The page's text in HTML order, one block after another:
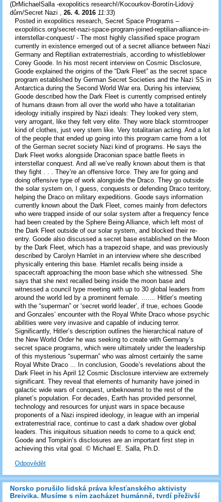
(DrMichaelSalla -exopolitics research!/Kocourkov-Borotín-Lidový
dům/Secret Nazi , 26. 4. 2016 11:33)
Posted in exopolitics research, Secret Space Programs –
exopolitics.org/secret-nazi-space-program-joined-reptilian-alliance-in-
interstellar-conquest/ - The most highly classified space program
currently in existence emerged out of a secret alliance between Nazi
Germany and Reptilian extraterrestrials, according to whistleblower
Corey Goode. In his most recent interview on Cosmic Disclosure,
Goode explained the origins of the “Dark Fleet” as the secret space
program established by German Secret Societies and the Nazi SS in
Antarctica during the Second World War era. During his interview,
Goode described how the Dark Fleet is currently comprised entirely
of humans drawn from all over the world who have a totalitarian
ideology initially inspired by Nazi ideals: They looked very stern,
very arrogant, like they felt very elite. They wore black stormtrooper
kind of clothes, just very stern like. Very totalitarian acting. And a lot
of the people that ended up going into this program came from a lot
of the German secret society Nazi kind of programs. He says the
Dark Fleet works alongside Draconian space battle fleets in
interstellar conquest. And all we’ve really known about them is that
they fight . . . They’re an offensive force. They are for going and
doing offensive type of work alongside the Draco. They go outside
the solar system on, I guess, conquests or defending Draco territory,
helping the Draco on military expeditions. Goode says information
currently known about the Dark Fleet, comes mainly from defectors
who were trapped inside of our solar system after a frequency fence
had been created by the Sphere Being Alliance, which left most of
the Dark Fleet outside of our solar system, and blocked their re-
entry. Goode also discussed a secret base established on the Moon
by the Dark Fleet, which has a trapezoid shape, and was previously
described by Carolyn Hamlet in an interview where she described
physically entering this base. Hamlet recalls being inside a
spacecraft approaching the moon base which she witnessed. She
says that she next recalled being inside the moon base and
witnessed a council type meeting with up to 30 global leaders from
around the world led by a prominent female. ....... Hitler’s meeting
with the “superman” or ‘secret world leader’, if true, echoes Goode
and Gonzales’ encounter with the Royal White Draco whose psychic
abilities were very invasive and capable of inducing terror.
Significantly, Hitler’s description outlines the hierarchical nature of
the New World Order he was seeking to create with Germany’s
secret space programs, which were ultimately under the leadership
of this mysterious “superman” who was almost certainly the same
Royal White Draco ... In conclusion, Goode’s revelations about the
Dark Fleet in his April 12 Cosmic Disclosure interview are extremely
significant. They reveal that elements of humanity have joined in
galactic wide wars of conquest, unbeknownst to the rest of the
planet’s population. For decades, Earth has provided personnel,
technology and resources for unjust wars in space because
proponents of a Nazi inspired ideology, in league with an imperial
extraterrestrial race, continue to cast a dark shadow over global
leaders. This iniquitous situation needs to come to a quick end;
Goode and Tompkin’s disclosures are an important first step in
achieving this vital goal. © Michael E. Salla, Ph.D.
Odpovědět
Norsko porušilo lidská práva křesťanského aktivisty
Breivika. Musíme s ním zacházet humánně, tvrdí přeživší